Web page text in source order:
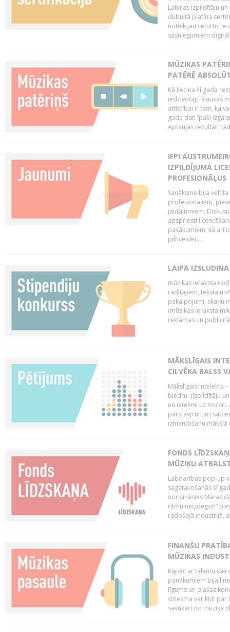
Latvijas Izpildītāju
dubultā platīna
notiek jau ceturto
sasniegumiem
MŪZIKAS
PATĒRĒ
Kā liecina šī gada
iedzīvotāju klausās
attīstībai ir tam, ka
gada dati īpaši
Aptaujas rezultāti
IFPI
IZPILDĪJUMA
PROFESIONĀĻUS
Sanāksme bija
profesionāļiem,
jautājumiem.
apspriesti
pasākumiem, kā arī
pilnveidei....
LAIPA
mūzikas ieraksta
radītājiem, teksta
pakalpojumi, skaņu
(mūzikas ieraksta
reklāmas un
MĀKSLĪGAIS
CILVĒKA BALSS
Mākslīgais intelekts
biedru (izpildītāju
un ietekmi uz
pārstāvji un arī
izmantošanu mākslā
FONDS
MŪZIĶU
Labdarības pop-up
sagatavošanās šī
norisināsies Māras
ritmu neizdegot!”
radošajā industrijā,
FINANŠU
MŪZIKAS
Kāpēc ar talantu
panākumiem bija
līgums un plašas
dziesma var kļūt par
savukārt no mūziķa